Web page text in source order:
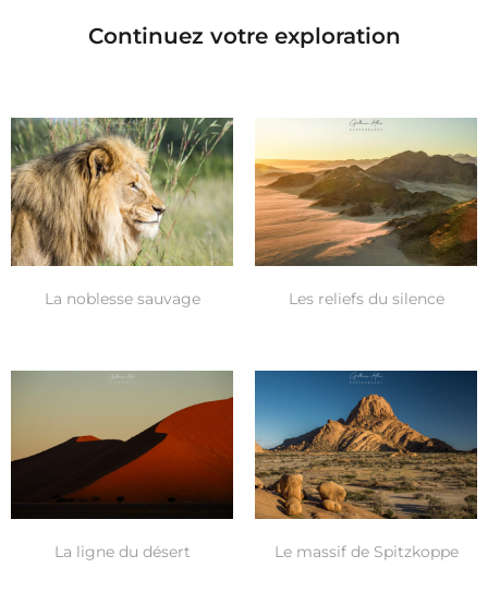
Continuez votre exploration
La noblesse sauvage Les reliefs du silence
La ligne du désert Le massif de Spitzkoppe